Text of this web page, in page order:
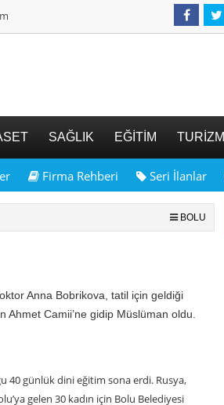
SAĞLIK EĞİTİM TURİZM
Firma Rehberi Seri İlanlar
BOLU
Anna Bobrikova, tatil için geldiği
Camii’ne gidip Müslüman oldu.
40 günlük dini eğitim sona erdi. Rusya,
gelen 30 kadın için Bolu Belediyesi